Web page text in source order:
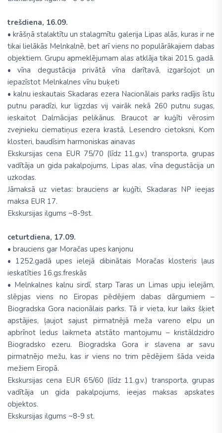
trešdiena, 16.09.
• krāšņā stalaktītu un stalagmītu galerija Lipas alās, kuras ir ne
tikai lielākās Melnkalnē, bet arī viens no populārākajiem dabas
objektiem. Grupu apmeklējumam alas atklāja tikai 2015. gadā.
• vīna degustācija privātā vīna darītavā, izgaršojot un
iepazīstot Melnkalnes vīnu buķeti
• kalnu ieskautais Skadaras ezera Nacionālais parks radījis īstu
putnu paradīzi, kur ligzdas vij vairāk nekā 260 putnu sugas,
ieskaitot Dalmācijas pelikānus. Braucot ar kuģīti vērosim
zvejnieku ciematiņus ezera krastā, Lesendro cietoksni, Kom
klosteri, baudīsim harmoniskas ainavas
Ekskursijas cena EUR 75/70 (līdz 11.g.v.) transporta, grupas
vadītāja un gida pakalpojums, Lipas alas, vīna degustācija un
uzkodas.
Jāmaksā uz vietas: brauciens ar kuģīti, Skadaras NP ieejas
maksa EUR 17.
Ekskursijas ilgums ~8-9st.
ceturtdiena, 17.09.
• brauciens gar Moračas upes kanjonu
• 1252.gadā upes ielejā dibinātais Moračas klosteris ļaus
ieskatīties 16.gs.freskās
• Melnkalnes kalnu sirdī, starp Taras un Limas upju ielejām,
slēpjas viens no Eiropas pēdējiem dabas dārgumiem –
Biogradska Gora nacionālais parks. Tā ir vieta, kur laiks šķiet
apstājies, ļaujot sajust pirmatnējā meža vareno elpu un
apbrīnot ledus laikmeta atstāto mantojumu – kristāldzidro
Biogradsko ezeru. Biogradska Gora ir slavena ar savu
pirmatnējo mežu, kas ir viens no trim pēdējiem šāda veida
mežiem Eiropā.
Ekskursijas cena EUR 65/60 (līdz 11.g.v.) transporta, grupas
vadītāja un gida pakalpojums, ieejas maksas apskates
objektos.
Ekskursijas ilgums ~8-9 st.